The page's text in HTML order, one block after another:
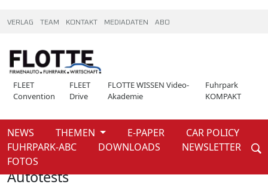
VERLAG TEAM KONTAKT MEDIADATEN ABO
FLEET
Convention
FLEET
Drive
FLOTTE WISSEN Video-
Akademie
Fuhrpark
KOMPAKT
NEWS THEMEN E-PAPER
CAR POLICY
FUHRPARK-ABC
DOWNLOADS
NEWSLETTER
FOTOS
Weiter
Home
Autotests